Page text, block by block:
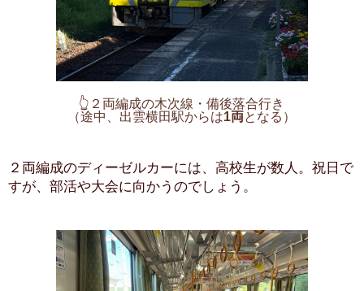
👆２両編成の木次線・備後落合行き
（途中、出雲横田駅からは1両となる）
２両編成のディーゼルカーには、高校生が数人。祝日で
すが、部活や大会に向かうのでしょう。